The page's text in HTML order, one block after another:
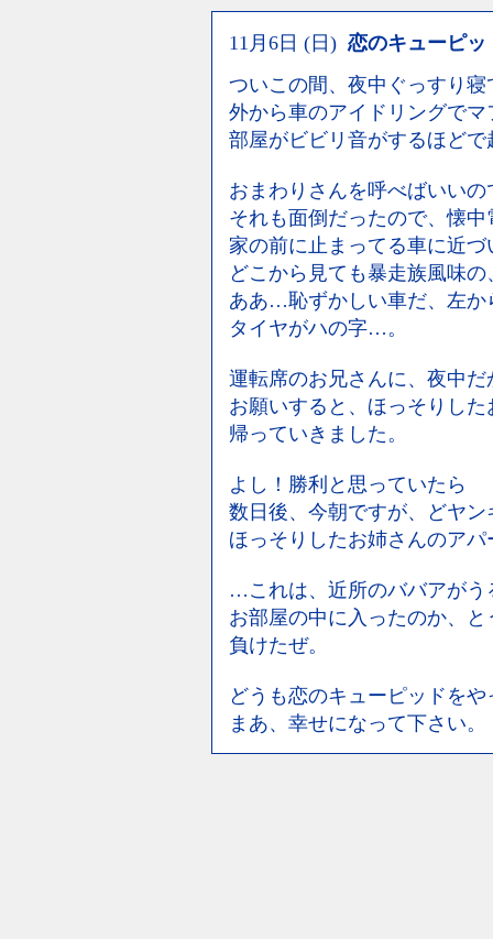
11月6日 (日) 恋のキューピッ
ついこの間、夜中ぐっすり寝
外から車のアイドリングで
部屋がビビリ音がするほど
おまわりさんを呼べばいいの
それも面倒だったので、懐
家の前に止まってる車に近
どこから見ても暴走族風味
ああ…恥ずかしい車だ、左か
タイヤがハの字…。
運転席のお兄さんに、夜中
お願いすると、ほっそりし
帰っていきました。
よし！勝利と思っていたら
数日後、今朝ですが、どヤ
ほっそりしたお姉さんのア
…これは、近所のババアがう
お部屋の中に入ったのか、と
負けたぜ。
どうも恋のキューピッドを
まあ、幸せになって下さい。